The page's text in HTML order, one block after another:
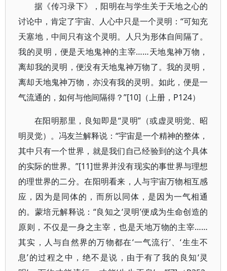
据《传习录下》，阳明在与学生关于天地之心的
讨论中，肯定了宇宙、人心中只是一个灵明：“可知充
天塞地，中间只有这个灵明。人只为形体自间隔了。
我的灵明，便是天地鬼神的主宰……天地鬼神万物，
离却我的灵明，便没有天地鬼神万物了。我的灵明，
离却天地鬼神万物，亦没有我的灵明。如此，便是一
气流通的，如何与他间隔得？”[10]（上册，P124）
在阳明那里，良知即是“灵明”（或虚灵明觉、昭
明灵觉）。冯友兰解释说：“宇宙是一个精神的整体，
其中只有一个世界，就是我们自己经验到的这个具体
的实际的世界。”[11]世界并没有现实的事世界与理想
的理世界的二分。在阳明看来，人与宇宙万物相互感
应，因为是同体的，而所以同体，是因为一气相通
的。蒙培元解释说：“良知之‘灵明’便成为生命创造的
原则，不仅是一身之主宰，也是天地万物的主宰……
其实，人与自然界的万物都在‘一气流行’、‘生生不
息’的过程之中，绝不是说，由于有了我的良知‘灵